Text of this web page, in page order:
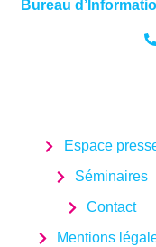
Bureau
Espace
Séminaires
Contact
Mentions